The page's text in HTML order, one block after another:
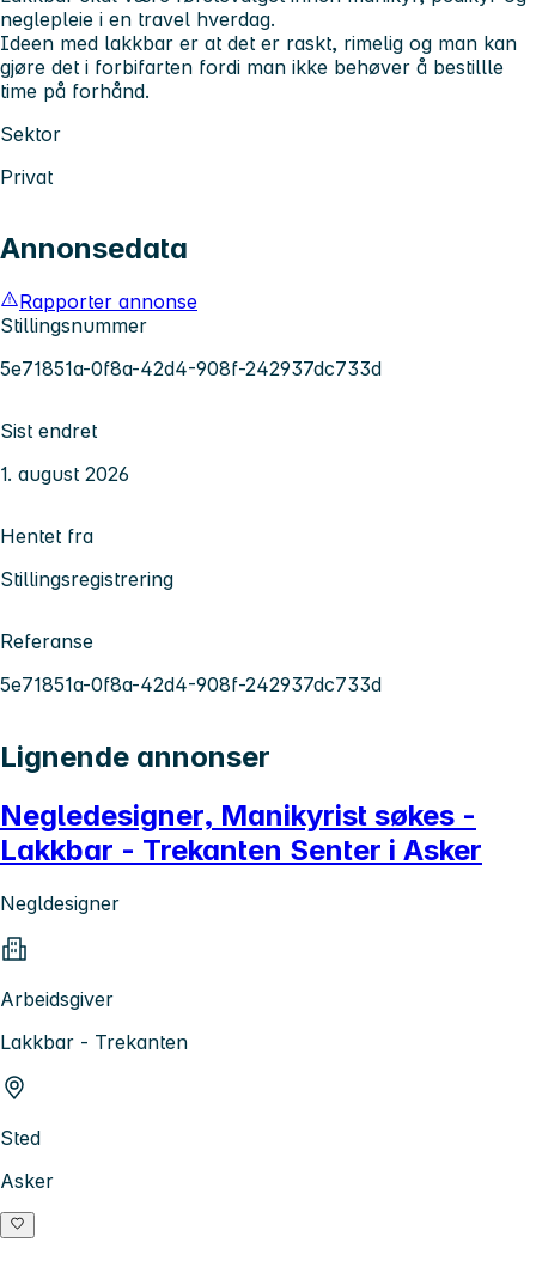
neglepleie i en travel hverdag.
Ideen med lakkbar er at det er raskt, rimelig og man kan
gjøre det i forbifarten fordi man ikke behøver å bestillle
time på forhånd.
Sektor
Privat
Annonsedata
Rapporter annonse
Stillingsnummer
5e71851a-0f8a-42d4-908f-242937dc733d
Sist endret
1. august 2026
Hentet fra
Stillingsregistrering
Referanse
5e71851a-0f8a-42d4-908f-242937dc733d
Lignende annonser
Negledesigner, Manikyrist søkes -
Lakkbar - Trekanten Senter i Asker
Negldesigner
Arbeidsgiver
Lakkbar - Trekanten
Sted
Asker